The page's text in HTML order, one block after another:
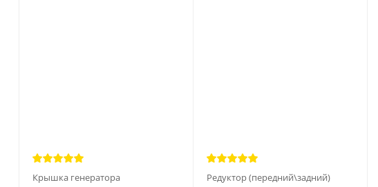
Крышка генератора Редуктор (передний\задний)